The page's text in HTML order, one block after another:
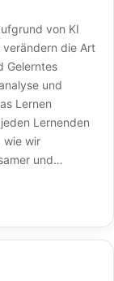
von KI
die Art
Gelerntes
und
Lernen
Lernenden
wie wir
und…